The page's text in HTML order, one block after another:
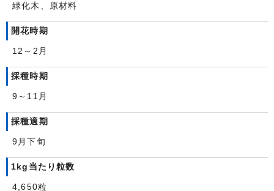
緑化木、原材料
開花時期
12～2月
採種時期
9～11月
採種適期
9月下旬
1kg当たり粒数
4,650粒